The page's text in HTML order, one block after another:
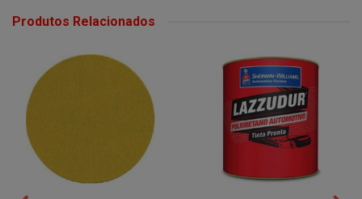
Produtos Relacionados